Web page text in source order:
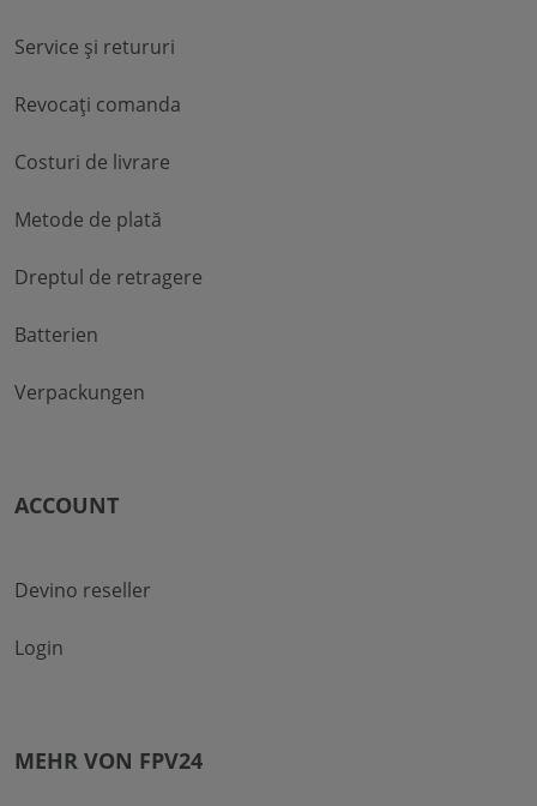
Service și retururi
Revocați comanda
Costuri de livrare
Metode de plată
Dreptul de retragere
Batterien
Verpackungen
ACCOUNT
Devino reseller
Login
MEHR VON FPV24